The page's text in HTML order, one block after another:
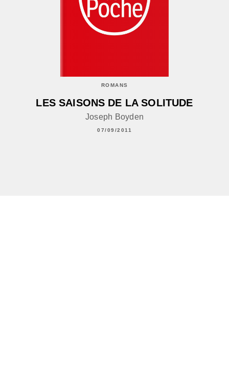
ROMANS
LES SAISONS DE LA SOLITUDE
Joseph Boyden
07/09/2011